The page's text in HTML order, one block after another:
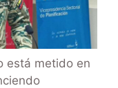
está metido en